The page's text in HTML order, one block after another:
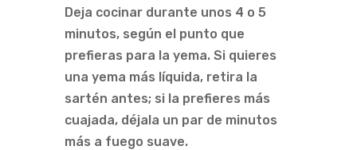
Deja cocinar durante unos 4 o 5
minutos, según el punto que
prefieras para la yema. Si quieres
una yema más líquida, retira la
sartén antes; si la prefieres más
cuajada, déjala un par de minutos
más a fuego suave.